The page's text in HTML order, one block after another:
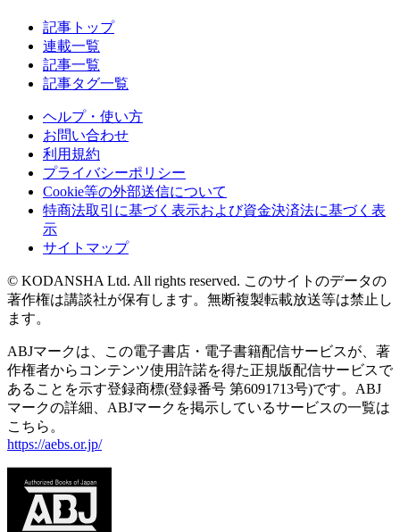
記事トップ
連載一覧
記事一覧
記事タグ一覧
ヘルプ・使い方
お問い合わせ
利用規約
プライバシーポリシー
Cookie等の外部送信について
特商法取引に基づく表示および資金決済法に基づく表
示
サイトマップ
© KODANSHA Ltd. All rights reserved. このサイトのデータの
著作権は講談社が保有します。無断複製転載放送等は禁止し
ます。
ABJマークは、この電子書店・電子書籍配信サービスが、著
作権者からコンテンツ使用許諾を得た正規版配信サービスで
あることを示す登録商標(登録番号 第6091713号)です。ABJ
マークの詳細、ABJマークを掲示しているサービスの一覧は
こちら。
https://aebs.or.jp/